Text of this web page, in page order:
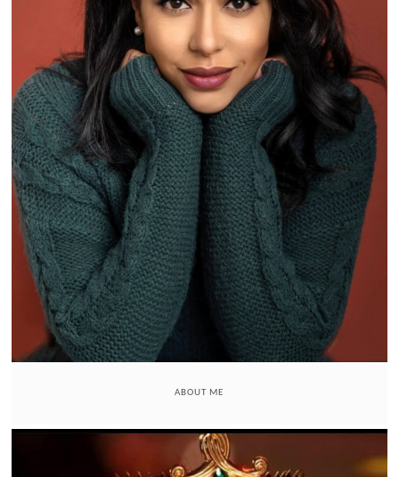
ABOUT ME